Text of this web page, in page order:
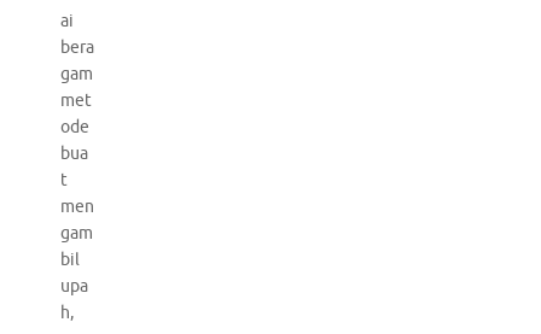
ai
bera
gam
met
ode
bua
t
men
gam
bil
upa
h,